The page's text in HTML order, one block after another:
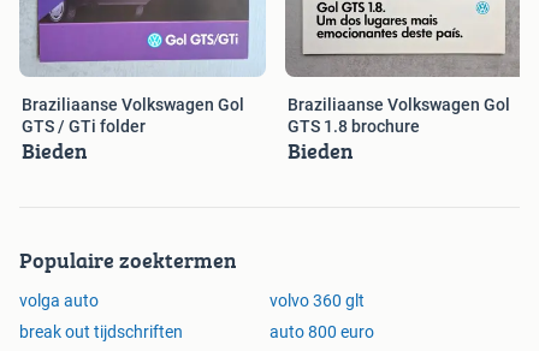
Braziliaanse Volkswagen Gol
GTS / GTi folder
Bieden
Braziliaanse Volkswagen Gol
GTS 1.8 brochure
Bieden
Populaire zoektermen
volga auto
volvo 360 glt
break out tijdschriften
auto 800 euro